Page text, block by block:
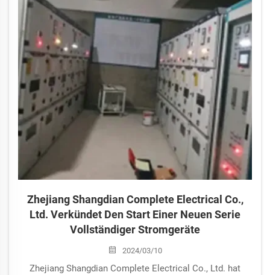
Zhejiang Shangdian Complete Electrical Co.,
Ltd. Verkündet Den Start Einer Neuen Serie
Vollständiger Stromgeräte
2024/03/10
Zhejiang Shangdian Complete Electrical Co., Ltd. hat